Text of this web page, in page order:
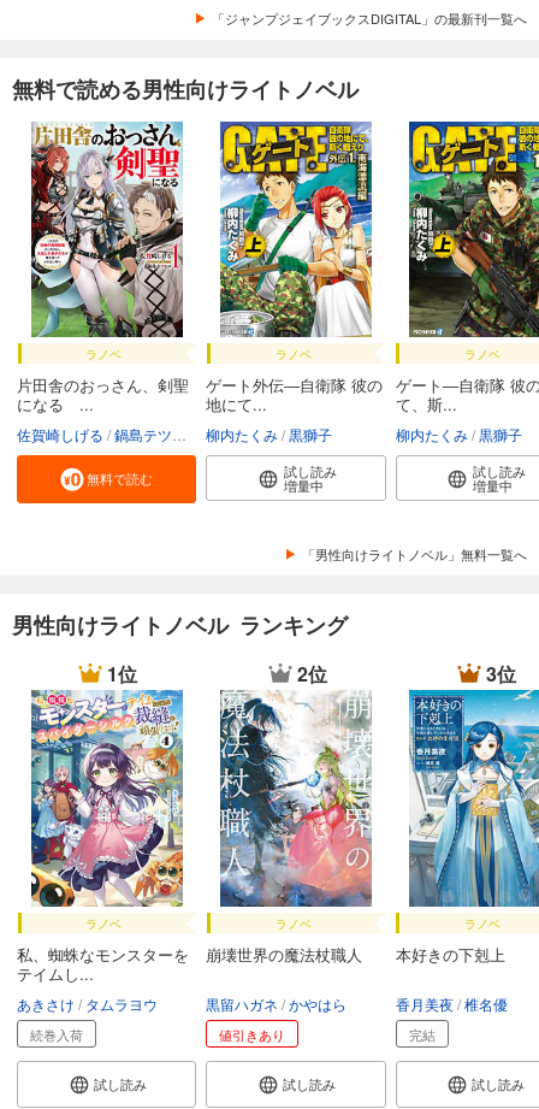
「ジャンプジェイブックスDIGITAL」の最新刊一覧へ
無料で読める男性向けライトノベル
ラノベ
片田舎のおっさん、剣聖
になる ...
佐賀崎しげる 鍋島テツヒロ
無料で読む
ラノベ
ゲート外伝―自衛隊 彼の
地にて...
柳内たくみ 黒獅子
試し読み
増量中
ラノベ
ゲート―自衛隊 彼
て、斯...
柳内たくみ 黒獅子
試し読み
増量中
「男性向けライトノベル」無料一覧へ
男性向けライトノベル ランキング
1位
ラノベ
私、蜘蛛なモンスターを
テイムし...
あきさけ タムラヨウ
続巻入荷
試し読み
2位
ラノベ
崩壊世界の魔法杖職人
黒留ハガネ かやはら
値引きあり
試し読み
3位
ラノベ
本好きの下剋上
香月美夜 椎名優
完結
試し読み